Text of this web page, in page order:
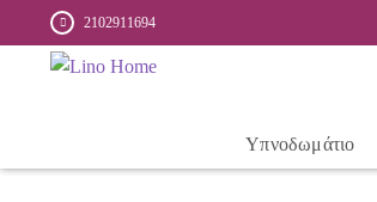
2102911694
Υπνοδωμάτιο